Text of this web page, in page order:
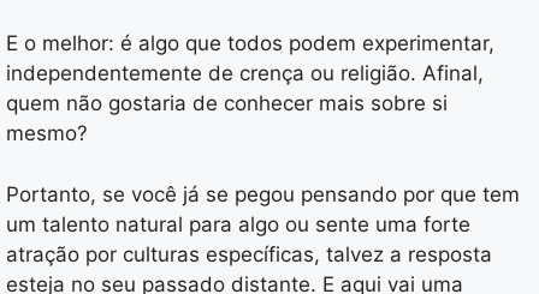
E o melhor: é algo que todos podem experimentar,
independentemente de crença ou religião. Afinal,
quem não gostaria de conhecer mais sobre si
mesmo?
Portanto, se você já se pegou pensando por que tem
um talento natural para algo ou sente uma forte
atração por culturas específicas, talvez a resposta
esteja no seu passado distante. E aqui vai uma